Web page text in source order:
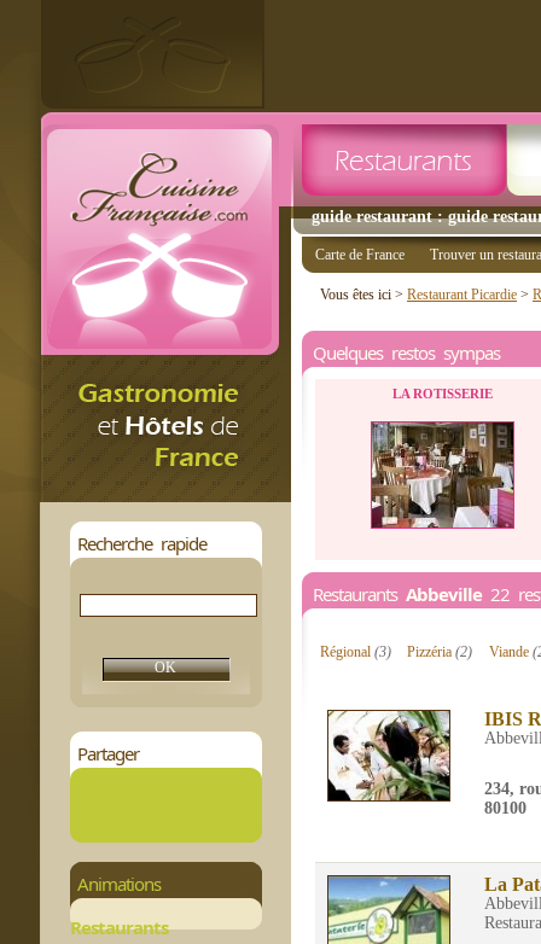
guide restaurant : guide
Recherche rapide
Partager
Animations
Restaurants
Carte de France Trouver un
Vous êtes ici > Restaurant Picardie >
Quelques restos sympas
LA ROTISSERIE
Restaurants Abbeville 22
Régional (3) Pizzéria(2) Viande
IBIS
234,
80100
La